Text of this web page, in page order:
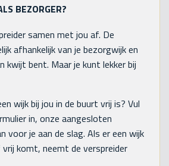
BEZORGER?
samen met jou af. De
afhankelijk van je bezorgwijk en
kwijt bent. Maar je kunt lekker bij
wijk bij jou in de buurt vrij is? Vul
in, onze aangesloten
voor je aan de slag. Als er een wijk
komt, neemt de verspreider